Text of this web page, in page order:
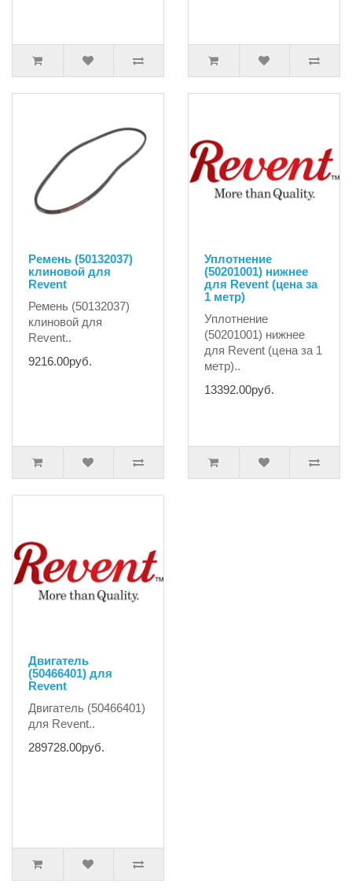
Ремень (50132037)
клиновой для
Revent
Ремень (50132037)
клиновой для
Revent..
9216.00руб.
Уплотнение
(50201001) нижнее
для Revent (цена за
1 метр)
Уплотнение
(50201001) нижнее
для Revent (цена за 1
метр)..
13392.00руб.
Двигатель
(50466401) для
Revent
Двигатель (50466401)
для Revent..
289728.00руб.